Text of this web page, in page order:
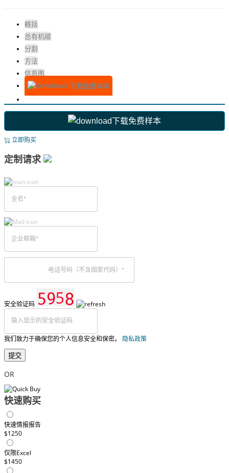
概括
总有机碳
分割
方法
信息图
下载免费样本
下载免费样本
立即购买
定制请求
安全验证码
我们致力于确保您的个人信息安全和保密。 隐私政策
提交
OR
快速购买
快速情报报告
$1250
仅限Excel
$1450